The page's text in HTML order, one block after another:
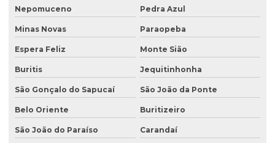
Licenciamento ambiental de oficina mecânica
Licenciamento ambiental para postos de combustíveis
Licenciamento ambiental de rodovias
Licenciamento ambiental trifásico
Licenciamento ambiental em unidades de conservação
Nepomuceno Pedra Azul
Minas Novas Paraopeba
Espera Feliz Monte Sião
Buritis Jequitinhonha
São Gonçalo do Sapucaí São João da Ponte
Belo Oriente Buritizeiro
São João do Paraíso Carandaí